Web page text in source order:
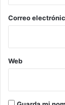
*
Correo
Web